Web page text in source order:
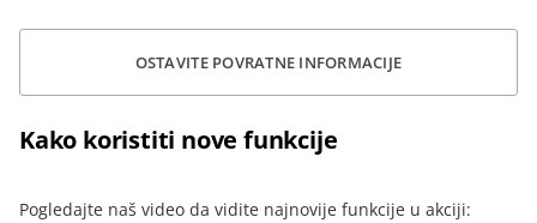
OSTAVITE POVRATNE INFORMACIJE
Kako koristiti nove funkcije
Pogledajte naš video da vidite najnovije funkcije u akciji: